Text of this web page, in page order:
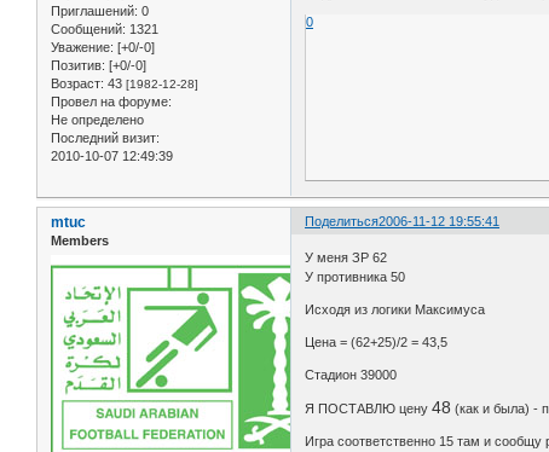
Приглашений: 0
Сообщений: 1321
Уважение: [+0/-0]
Позитив: [+0/-0]
Возраст: 43 [1982-12-28]
Провел на форуме:
Не определено
Последний визит:
2010-10-07 12:49:39
0
Поделиться2006-11-12 19:55:41
mtuc
Members
У меня ЗР 62
У противника 50
Исходя из логики Максимуса
Цена = (62+25)/2 = 43,5
Стадион 39000
Я ПОСТАВЛЮ цену48 (как и была) -
Игра соответственно 15 там и сообщу